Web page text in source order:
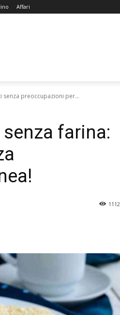
Affari
senza preoccupazioni per...
farina:
1112